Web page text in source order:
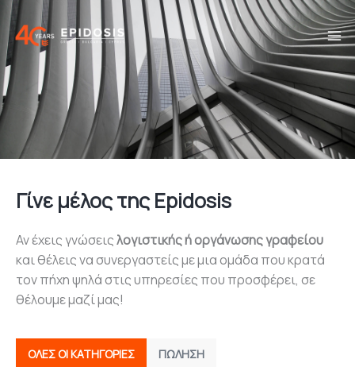
Μετάβαση
στο
περιεχόμενο
Γίνε μέλος της Epidosis
Αν έχεις γνώσειςλογιστικής ή οργάνωσης γραφείου
και θέλεις να συνεργαστείς με μια ομάδα που κρατά
τον πήχη ψηλά στις υπηρεσίες που προσφέρει, σε
θέλουμε μαζί μας!
ΠΏΛΗΣΗ
ΌΛΕΣ ΟΙ ΚΑΤΗΓΟΡΊΕΣ